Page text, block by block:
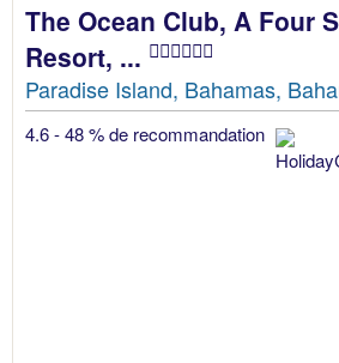
The Ocean Club, A Four
Resort, ...
Paradise Island, Bahamas,
4.6 - 48 % de recommandation